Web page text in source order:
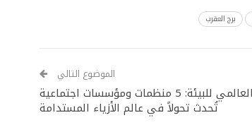
برج العقرب
الموضوع التالي
اليوم العالمي للبيئة: 5 منظمات ومؤسسات اجتماعية
تُحدث تحولاً في عالم الأزياء المستدامة